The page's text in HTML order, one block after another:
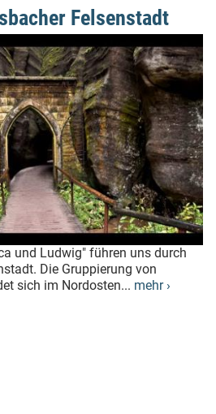
Felsenstadt
und Ludwig" führen uns durch
Die Gruppierung von
sich im Nordosten... mehr ›